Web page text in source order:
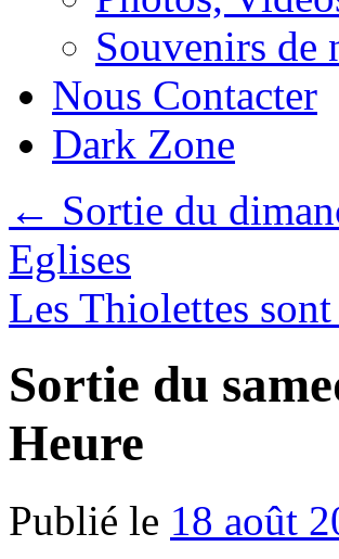
Souvenirs de
Nous Contacter
Dark Zone
← Sortie du
Eglises
Les Thiolettes
Sortie du
Heure
Publié le 18 août